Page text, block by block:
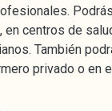
en centros de
También
privado o en